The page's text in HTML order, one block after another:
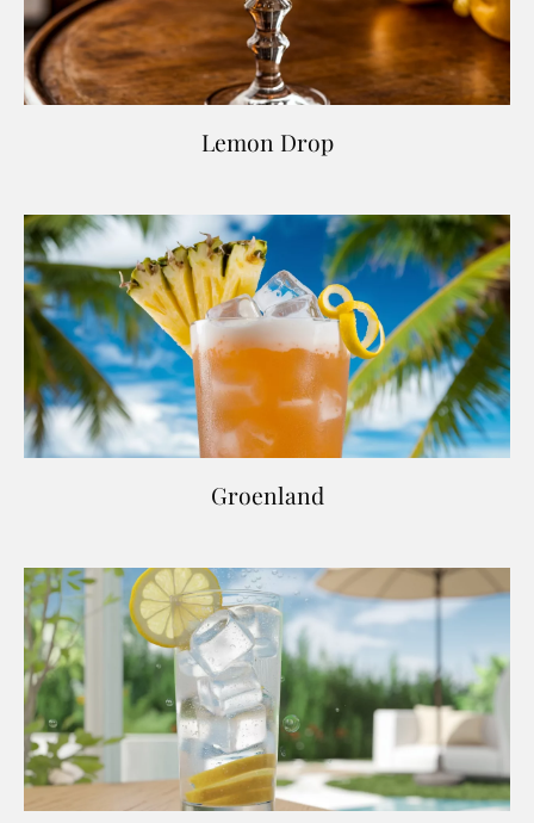
Lemon Drop
Groenland